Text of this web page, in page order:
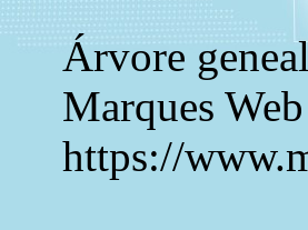
Árvore
Marques
https://